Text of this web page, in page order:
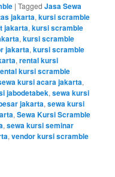
|Tagged Jasa Sewa
jakarta,kursi scramble
jakarta,kursi scramble
,kursi scramble
jakarta,kursi scramble
,rental kursi
kursi scramble
kursi acara jakarta,
jabodetabek,sewa kursi
jakarta,sewa kursi
,Sewa Kursi Scramble
,sewa kursi seminar
,vendor kursi scramble